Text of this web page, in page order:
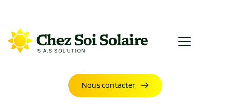
Nous contacter